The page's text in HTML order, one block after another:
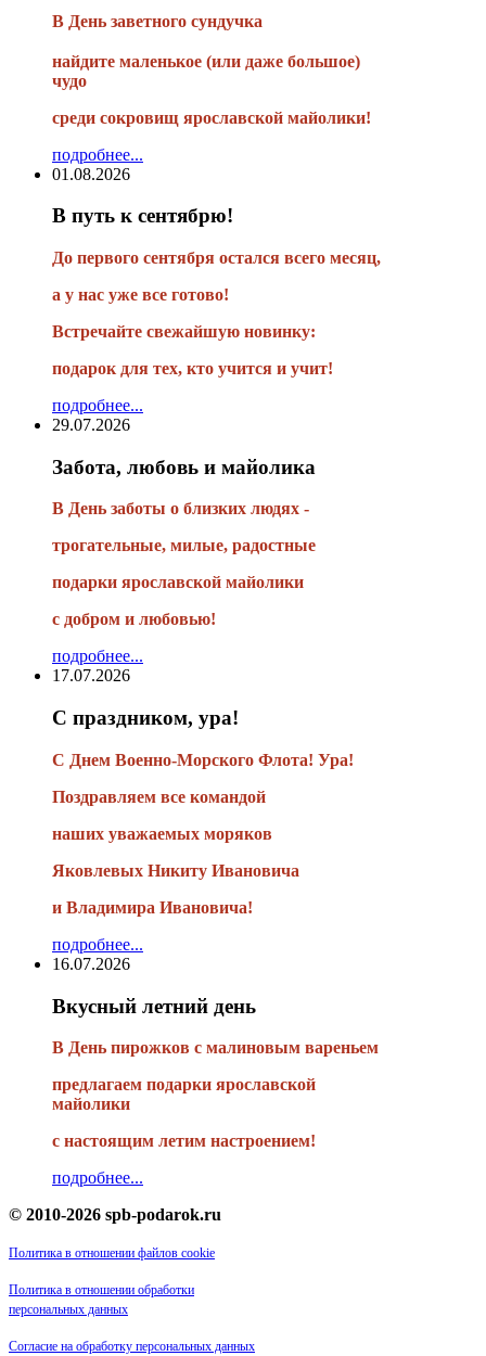
В День заветного сундучка
найдите маленькое (или даже большое)
чудо
среди сокровищ ярославской майолики!
подробнее...
01.08.2026
В путь к сентябрю!
До первого сентября остался всего месяц,
а у нас уже все готово!
Встречайте свежайшую новинку:
подарок для тех, кто учится и учит!
подробнее...
29.07.2026
Забота, любовь и майолика
В День заботы о близких людях -
трогательные, милые, радостные
подарки ярославской майолики
с добром и любовью!
подробнее...
17.07.2026
С праздником, ура!
С Днем Военно-Морского Флота! Ура!
Поздравляем все командой
наших уважаемых моряков
Яковлевых Никиту Ивановича
и Владимира Ивановича!
подробнее...
16.07.2026
Вкусный летний день
В День пирожков с малиновым вареньем
предлагаем подарки ярославской
майолики
с настоящим летим настроением!
подробнее...
© 2010-2026 spb-podarok.ru
Политика в отношении файлов cookie
Политика в отношении обработки
персональных данных
Согласие на обработку персональных данных